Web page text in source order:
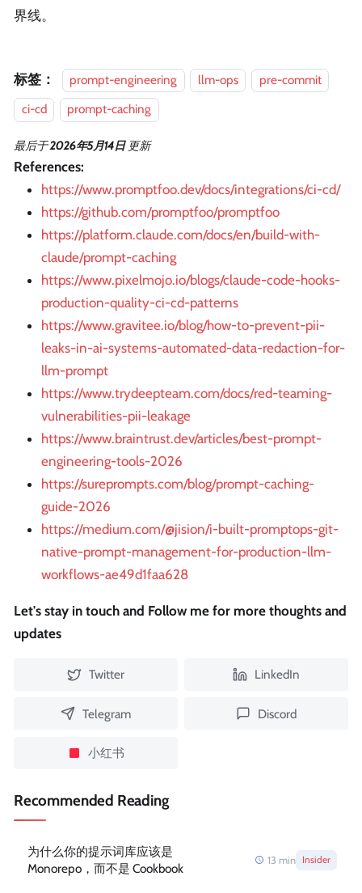
界线。
标签： prompt-engineering llm-ops
pre-commit
ci-cd
prompt-caching
最后于2026年5月14日 更新
References:
https://www.promptfoo.dev/docs/integrations/ci-cd/
https://github.com/promptfoo/promptfoo
https://platform.claude.com/docs/en/build-with-
claude/prompt-caching
https://www.pixelmojo.io/blogs/claude-code-hooks-
production-quality-ci-cd-patterns
https://www.gravitee.io/blog/how-to-prevent-pii-
leaks-in-ai-systems-automated-data-redaction-for-
llm-prompt
https://www.trydeepteam.com/docs/red-teaming-
vulnerabilities-pii-leakage
https://www.braintrust.dev/articles/best-prompt-
engineering-tools-2026
https://sureprompts.com/blog/prompt-caching-
guide-2026
https://medium.com/@jision/i-built-promptops-git-
native-prompt-management-for-production-llm-
workflows-ae49d1faa628
Let's stay in touch and Follow me for more thoughts and
updates
Twitter LinkedIn
Telegram Discord
小红书
Recommended Reading
为什么你的提示词库应该是
Monorepo，而不是 Cookbook
13 min Insider